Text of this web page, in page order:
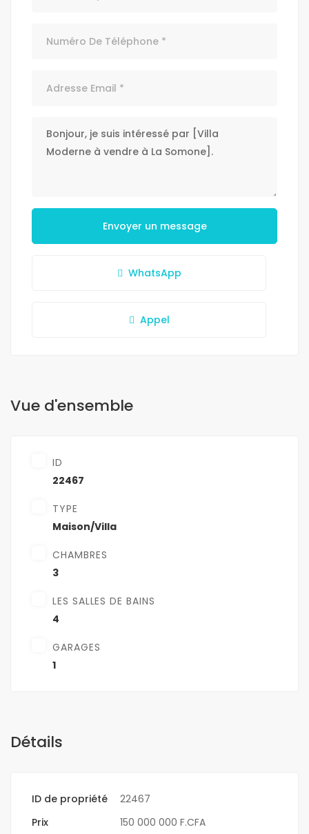
Envoyer un message
WhatsApp
Appel
Vue d'ensemble
ID
22467
TYPE
Maison/Villa
CHAMBRES
3
LES SALLES DE BAINS
4
GARAGES
1
Détails
ID de propriété
22467
Prix
150 000 000 F.CFA